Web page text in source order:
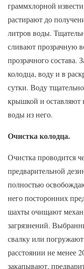
граммхлорной
растирают до
литров воды.
сливают прозрачную
прозрачного состава.
колодца, воду и в
сутки. Воду
крышкой и оставляют
воды из него.
Очистка колодца.
Очистка проводится
предварительной
полностью
него посторонних
шахты очищают
загрязнений.
свалку или
расстоянии не менее
закапывают,